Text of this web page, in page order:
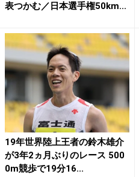
表つかむ／日本選手権50km...
19年世界陸上王者の鈴木雄介
が3年2ヵ月ぶりのレース 500
0m競歩で19分16...